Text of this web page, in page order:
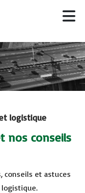
logistique
nos conseils
conseils et astuces